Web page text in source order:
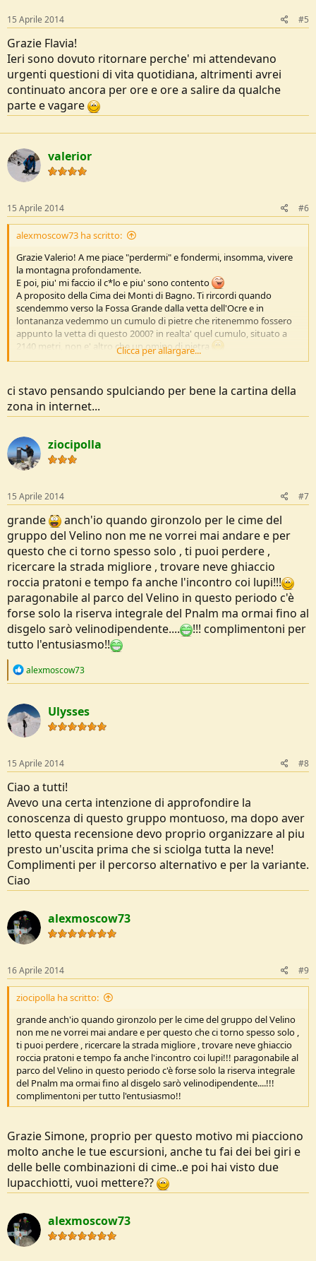
s
:
15 Aprile 2014 #5
Grazie Flavia!
Ieri sono dovuto ritornare perche' mi attendevano
urgenti questioni di vita quotidiana, altrimenti avrei
continuato ancora per ore e ore a salire da qualche
parte e vagare
valerior
15 Aprile 2014 #6
alexmoscow73 ha scritto:
Grazie Valerio! A me piace "perdermi" e fondermi, insomma, vivere
la montagna profondamente.
E poi, piu' mi faccio il c*lo e piu' sono contento
A proposito della Cima dei Monti di Bagno. Ti rircordi quando
scendemmo verso la Fossa Grande dalla vetta dell'Ocre e in
lontananza vedemmo un cumulo di pietre che ritenemmo fossero
appunto la vetta di questo 2000? in realta' quel cumulo, situato a
2140 metri, non e' altro che un omino di pietra
Per raggiungere la vetta della Cima dei Monti di Bagno occorre
comunque fatto in tempo allora
Clicca per allargare...
ci stavo pensando spulciando per bene la cartina della
zona in internet...
ziocipolla
15 Aprile 2014 #7
grande
anch'io quando gironzolo per le cime del
gruppo del Velino non me ne vorrei mai andare e per
questo che ci torno spesso solo , ti puoi perdere ,
ricercare la strada migliore , trovare neve ghiaccio
roccia pratoni e tempo fa anche l'incontro coi lupi!!!
paragonabile al parco del Velino in questo periodo c'è
forse solo la riserva integrale del Pnalm ma ormai fino al
disgelo sarò velinodipendente....
!!! complimentoni per
tutto l'entusiasmo!!
R
c
t
i
o
s
:
alexmoscow73
Ulysses
15 Aprile 2014 #8
Ciao a tutti!
Avevo una certa intenzione di approfondire la
conoscenza di questo gruppo montuoso, ma dopo aver
letto questa recensione devo proprio organizzare al piu
presto un'uscita prima che si sciolga tutta la neve!
Complimenti per il percorso alternativo e per la variante.
Ciao
alexmoscow73
16 Aprile 2014 #9
ziocipolla ha scritto:
grande anch'io quando gironzolo per le cime del gruppo del Velino
non me ne vorrei mai andare e per questo che ci torno spesso solo ,
ti puoi perdere , ricercare la strada migliore , trovare neve ghiaccio
roccia pratoni e tempo fa anche l'incontro coi lupi!!! paragonabile al
parco del Velino in questo periodo c'è forse solo la riserva integrale
del Pnalm ma ormai fino al disgelo sarò velinodipendente....!!!
complimentoni per tutto l'entusiasmo!!
Grazie Simone, proprio per questo motivo mi piacciono
molto anche le tue escursioni, anche tu fai dei bei giri e
delle belle combinazioni di cime..e poi hai visto due
lupacchiotti, vuoi mettere??
alexmoscow73